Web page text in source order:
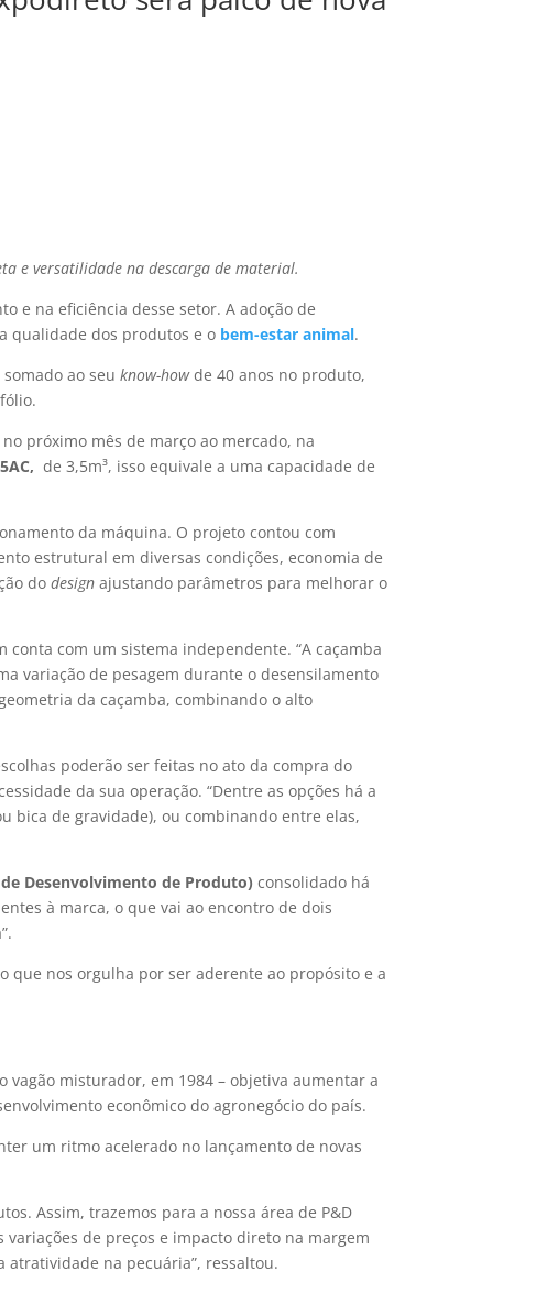
e versatilidade na descarga de material.
e na eficiência desse setor. A adoção de
qualidade dos produtos e o bem-estar animal.
somado ao seuknow-howde 40 anos no produto,
próximo mês de março ao mercado, na
de 3,5m³, isso equivale a uma capacidade de
da máquina. O projeto contou com
estrutural em diversas condições, economia de
dodesign ajustando parâmetros para melhorar o
conta com um sistema independente. “A caçamba
variação de pesagem durante o desensilamento
da caçamba, combinando o alto
poderão ser feitas no ato da compra do
da sua operação. “Dentre as opções há a
bica de gravidade), ou combinando entre elas,
de Desenvolvimento de Produto) consolidado há
à marca, o que vai ao encontro de dois
que nos orgulha por ser aderente ao propósito e a
vagão misturador, em 1984 – objetiva aumentar a
econômico do agronegócio do país.
um ritmo acelerado no lançamento de novas
Assim, trazemos para a nossa área de P&D
de preços e impacto direto na margem
na pecuária”, ressaltou.